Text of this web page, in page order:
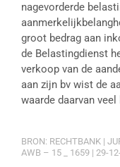
nagevorderde
groot bedrag aan
de Belastingdienst
verkoop van de
aan zijn bv wist de
waarde daarvan
BRON: RECHTBANK |
AWB – 15 _ 1659 | 29-